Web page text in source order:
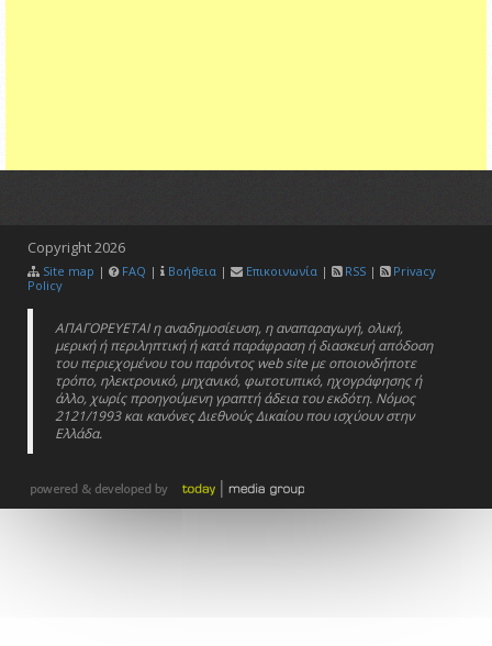
Copyright2026
Site map | FAQ | Βοήθεια | Επικοινωνία | RSS |
Privacy
Policy
ΑΠΑΓΟΡΕΥΕΤΑΙ η αναδημοσίευση, η αναπαραγωγή, ολική,
μερική ή περιληπτική ή κατά παράφραση ή διασκευή απόδοση
του περιεχομένου του παρόντος web site με οποιονδήποτε
τρόπο, ηλεκτρονικό, μηχανικό, φωτοτυπικό, ηχογράφησης ή
άλλο, χωρίς προηγούμενη γραπτή άδεια του εκδότη. Νόμος
2121/1993 και κανόνες Διεθνούς Δικαίου που ισχύουν στην
Ελλάδα.